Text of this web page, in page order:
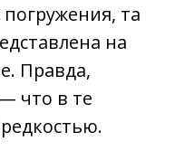
та
на
Правда,
что в те